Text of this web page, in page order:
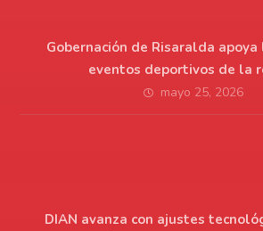
Gobernación de Risaralda
eventos deportivos de la
mayo 25, 2026
DIAN avanza con ajustes